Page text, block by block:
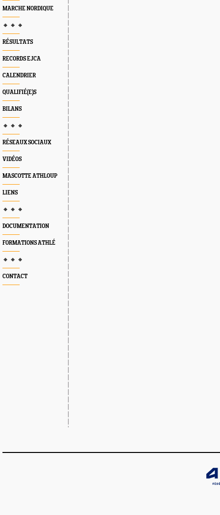
MARCHE NORDIQUE
🔸 🔸 🔸
RÉSULTATS
RECORDS EJCA
CALENDRIER
QUALIFIÉ(E)S
BILANS
🔸 🔸 🔸
RÉSEAUX SOCIAUX
VIDÉOS
MASCOTTE ATHLOUP
LIENS
🔸 🔸 🔸
DOCUMENTATION
FORMATIONS ATHLÉ
🔸 🔸 🔸
CONTACT